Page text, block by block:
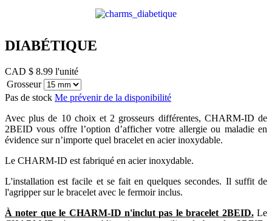
DIABÉTIQUE
CAD $ 8.99 l'unité
Grosseur
Pas de stock Me prévenir de la disponibilité
Avec plus de 10 choix et 2 grosseurs différentes, CHARM-ID de
2BEID vous offre l’option d’afficher votre allergie ou maladie en
évidence sur n’importe quel bracelet en acier inoxydable.
Le CHARM-ID est fabriqué en acier inoxydable.
L'installation est facile et se fait en quelques secondes. Il suffit de
l'agripper sur le bracelet avec le fermoir inclus.
À noter que le CHARM-ID n'inclut pas le bracelet 2BEID.Le